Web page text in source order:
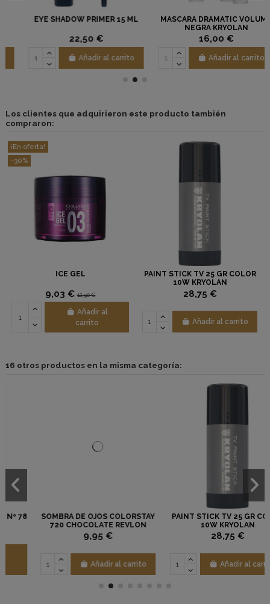
EYE SHADOW PRIMER 15 ML
22,50 €
Añadir al carrito
MASCARA DRAMATIC VOLUME
NEGRA KRYOLAN
16,00 €
Añadir al carrito
Los clientes que adquirieron este producto también
compraron:
¡En oferta!
-30%
ICE GEL
9,03 €12,90 €
Añadir al
carrito
PAINT STICK TV 25 GR COLOR
10W KRYOLAN
28,75 €
Añadir al carrito
16 otros productos en la misma categoría:
SOMBRA DE OJOS COLORSTAY
720 CHOCOLATE REVLON
9,95 €
Añadir al carrito
PAINT STICK TV 25 GR COLOR
10W KRYOLAN
28,75 €
Añadir al carrito